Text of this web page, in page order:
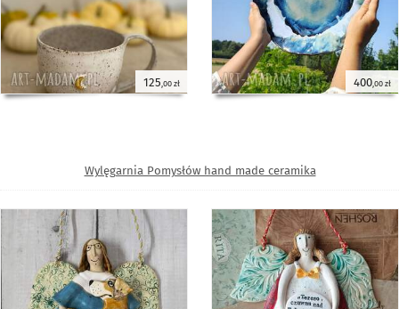
125,00 zł 400,00 zł
Wylęgarnia Pomysłów hand made ceramika